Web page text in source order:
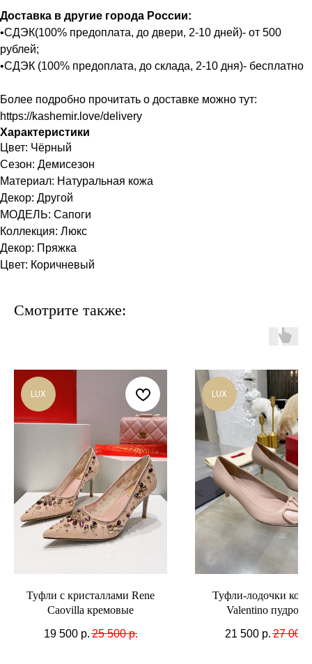
Доставка в другие города России:
•СДЭК(100% предоплата, до двери, 2-10 дней)- от 500
рублей;
•СДЭК (100% предоплата, до склада, 2-10 дня)- бесплатно
Более подробно прочитать о доставке можно тут:
https://kashemir.love/delivery
Характеристики
Цвет: Чёрный
Сезон: Демисезон
Материал: Натуральная кожа
Декор: Другой
МОДЕЛЬ: Сапоги
Коллекция: Люкс
Декор: Пряжка
Цвет: Коричневый
Смотрите также:
LUX
Туфли с кристаллами Rene
Caovilla кремовые
19 500 р. 25 500 р.
LUX
Туфли-лодочки
Valentino
21 500 р. 27 000